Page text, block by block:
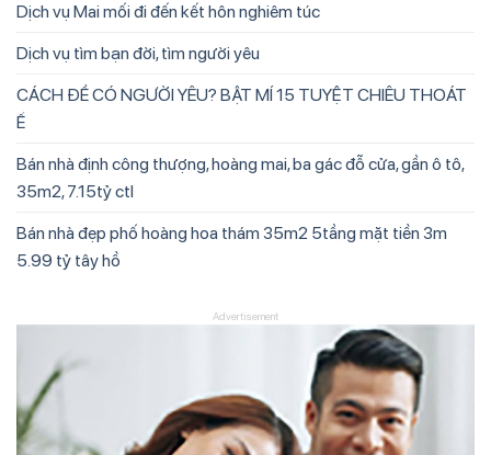
Dịch vụ Mai mối đi đến kết hôn nghiêm túc
Dịch vụ tìm bạn đời, tìm người yêu
CÁCH ĐỂ CÓ NGƯỜI YÊU? BẬT MÍ 15 TUYỆT CHIÊU THOÁT
Ế
Bán nhà định công thượng, hoàng mai, ba gác đỗ cửa, gần ô tô,
35m2, 7.15tỷ ctl
Bán nhà đẹp phố hoàng hoa thám 35m2 5tầng mặt tiền 3m
5.99 tỷ tây hồ
Advertisement